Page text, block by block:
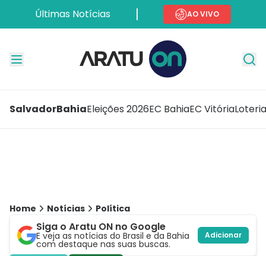
Últimas Notícias AO VIVO
SalvadorBahiaEleições 2026EC BahiaEC Vitória
Home Notícias Política
Siga o Aratu ON no Google
E veja as notícias do Brasil e da Bahia
com destaque nas suas buscas.
Adicionar